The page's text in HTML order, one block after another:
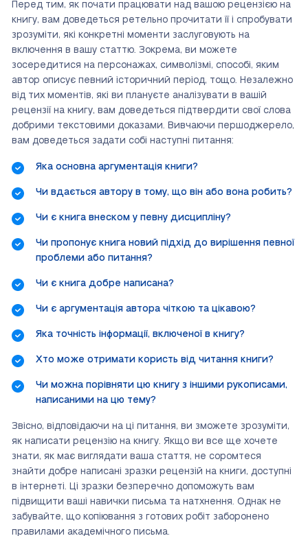
Перед тим, як почати працювати над вашою рецензією на
книгу, вам доведеться ретельно прочитати її і спробувати
зрозуміти, які конкретні моменти заслуговують на
включення в вашу статтю. Зокрема, ви можете
зосередитися на персонажах, символізмі, способі, яким
автор описує певний історичний період, тощо. Незалежно
від тих моментів, які ви плануєте аналізувати в вашій
рецензії на книгу, вам доведеться підтвердити свої слова
добрими текстовими доказами. Вивчаючи першоджерело,
вам доведеться задати собі наступні питання:
Яка основна аргументація книги?
Чи вдається автору в тому, що він або вона робить?
Чи є книга внеском у певну дисципліну?
Чи пропонує книга новий підхід до вирішення певної
проблеми або питання?
Чи є книга добре написана?
Чи є аргументація автора чіткою та цікавою?
Яка точність інформації, включеної в книгу?
Хто може отримати користь від читання книги?
Чи можна порівняти цю книгу з іншими рукописами,
написаними на цю тему?
Звісно, відповідаючи на ці питання, ви зможете зрозуміти,
як написати рецензію на книгу. Якщо ви все ще хочете
знати, як має виглядати ваша стаття, не соромтеся
знайти добре написані зразки рецензій на книги, доступні
в інтернеті. Ці зразки безперечно допоможуть вам
підвищити ваші навички письма та натхнення. Однак не
забувайте, що копіювання з готових робіт заборонено
правилами академічного письма.